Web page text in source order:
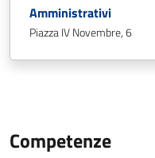
Amministrativi
Piazza IV Novembre, 6
Competenze